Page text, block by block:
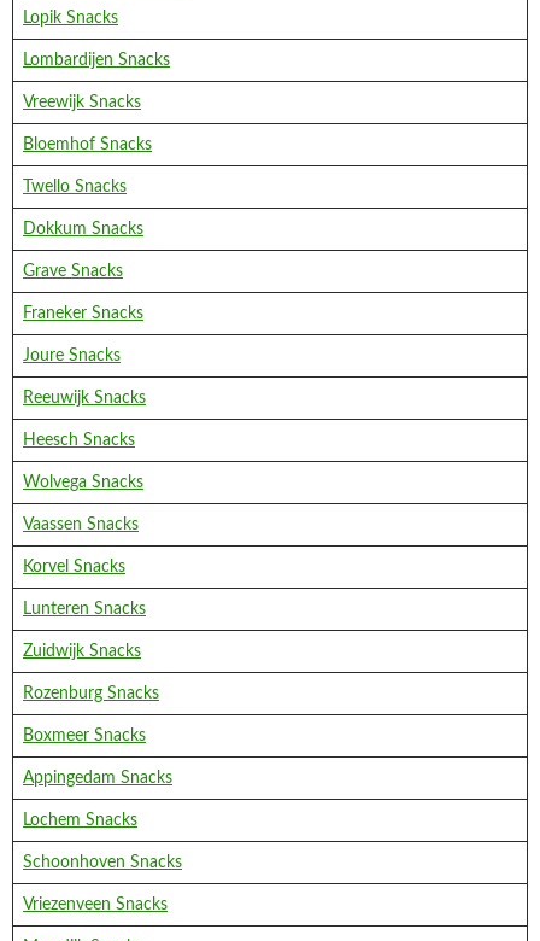
Lopik Snacks
Lombardijen Snacks
Vreewijk Snacks
Bloemhof Snacks
Twello Snacks
Dokkum Snacks
Grave Snacks
Franeker Snacks
Joure Snacks
Reeuwijk Snacks
Heesch Snacks
Wolvega Snacks
Vaassen Snacks
Korvel Snacks
Lunteren Snacks
Zuidwijk Snacks
Rozenburg Snacks
Boxmeer Snacks
Appingedam Snacks
Lochem Snacks
Schoonhoven Snacks
Vriezenveen Snacks